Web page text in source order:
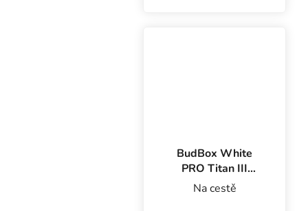
BudBox White
PRO Titan III
300x300x200 cm,
Na cestě